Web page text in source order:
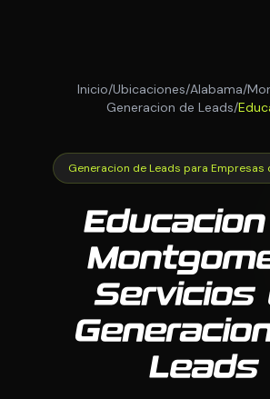
Inicio/Ubicaciones/Alabama/
Generacion de Leads/
Generacion de Leads para Empresas
Servicios
Leads